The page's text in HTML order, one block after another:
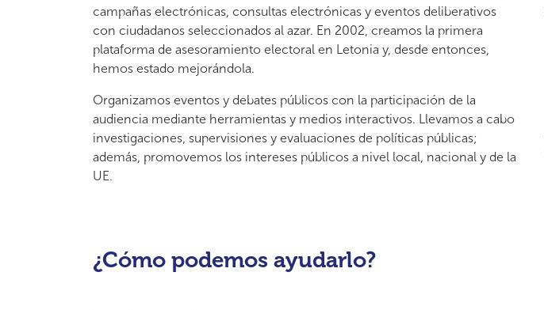
campañas electrónicas, consultas electrónicas y eventos deliberativos
con ciudadanos seleccionados al azar. En 2002, creamos la primera
plataforma de asesoramiento electoral en Letonia y, desde entonces,
hemos estado mejorándola.
Organizamos eventos y debates públicos con la participación de la
audiencia mediante herramientas y medios interactivos. Llevamos a cabo
investigaciones, supervisiones y evaluaciones de políticas públicas;
además, promovemos los intereses públicos a nivel local, nacional y de la
UE.
¿Cómo podemos ayudarlo?